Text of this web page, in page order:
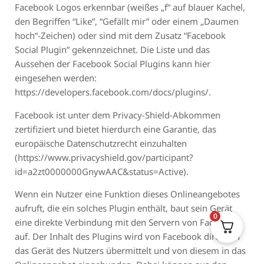
Facebook Logos erkennbar (weißes „f“ auf blauer Kachel,
den Begriffen “Like”, “Gefällt mir” oder einem „Daumen
hoch“-Zeichen) oder sind mit dem Zusatz “Facebook
Social Plugin” gekennzeichnet. Die Liste und das
Aussehen der Facebook Social Plugins kann hier
eingesehen werden:
https://developers.facebook.com/docs/plugins/.
Facebook ist unter dem Privacy-Shield-Abkommen
zertifiziert und bietet hierdurch eine Garantie, das
europäische Datenschutzrecht einzuhalten
(https://www.privacyshield.gov/participant?
id=a2zt0000000GnywAAC&status=Active).
Wenn ein Nutzer eine Funktion dieses Onlineangebotes
aufruft, die ein solches Plugin enthält, baut sein Gerät
eine direkte Verbindung mit den Servern von Facebook
auf. Der Inhalt des Plugins wird von Facebook direkt an
das Gerät des Nutzers übermittelt und von diesem in das
0